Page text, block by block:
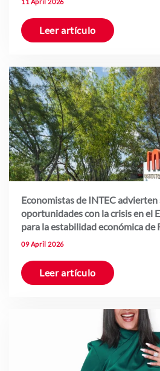
11 April 2026
Leer artículo
Economistas de INTEC advierten
oportunidades con la crisis en el
para la estabilidad económica de
09 April 2026
Leer artículo